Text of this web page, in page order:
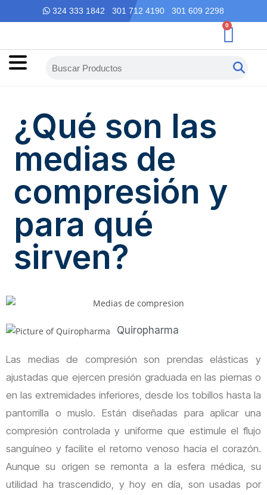
324 333 1842 301 712 4190 301 609 2298
0
¿Qué son las
medias de
compresión y
para qué
sirven?
Quiropharma
Las medias de compresión son prendas elásticas y
ajustadas que ejercen presión graduada en las piernas o
en las extremidades inferiores, desde los tobillos hasta la
pantorrilla o muslo. Están diseñadas para aplicar una
compresión controlada y uniforme que estimule el flujo
sanguíneo y facilite el retorno venoso hacia el corazón.
Aunque su origen se remonta a la esfera médica, su
utilidad ha trascendido, y hoy en día, son usadas por